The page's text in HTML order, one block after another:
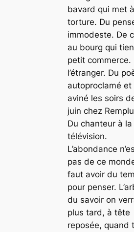
bavard qui met
torture. Du
immodeste. De
au bourg qui
petit commerce.
l’étranger. Du
autoproclamé et
aviné les soirs
juin chez
Du chanteur à la
télévision.
L’abondance
pas de ce
faut avoir du
pour penser.
du savoir on
plus tard, à tête
reposée, quand